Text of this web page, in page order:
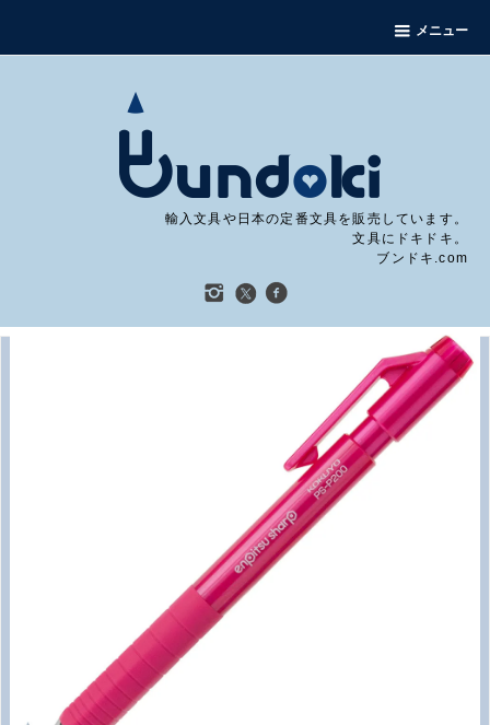
メニュー
輸入文具や日本の定番文具を販売しています。
文具にドキドキ。
ブンドキ.com